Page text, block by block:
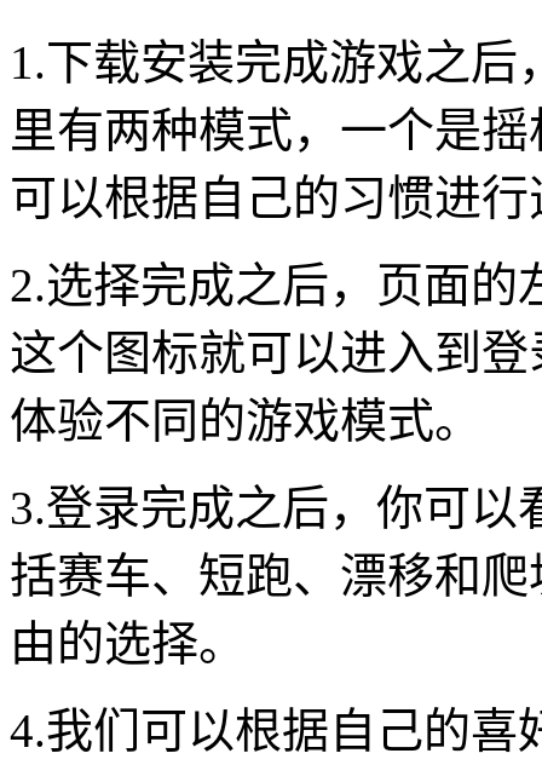
1.下载安装完成游戏之
里有两种模式，一个是
可以根据自己的习惯进行
2.选择完成之后，页面
这个图标就可以进入到
体验不同的游戏模式。
3.登录完成之后，你可
括赛车、短跑、漂移和
由的选择。
4.我们可以根据自己的喜